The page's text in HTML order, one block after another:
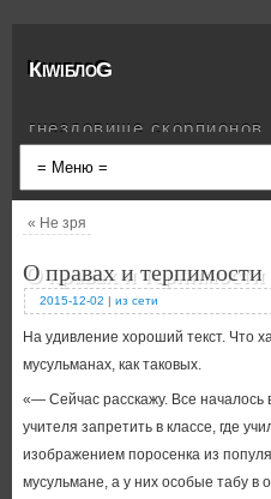
КiwiблоG
гнездовище скорпионов
« Не зря
О правах и терпимости
2015-12-02 | из сети
На удивление хороший текст. Что
мусульманах, как таковых.
«— Сейчас расскажу. Все
учителя запретить в классе, где
изображением поросенка из
мусульмане, а у них особые табу в